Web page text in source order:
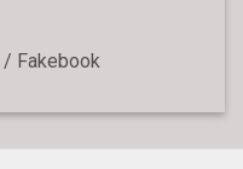
/ Fakebook